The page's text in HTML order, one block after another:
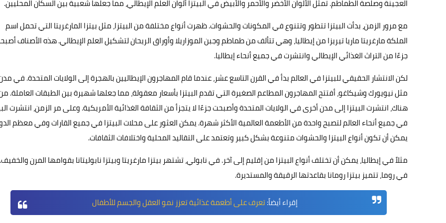
العجينة وصلصة الطماطم. تمثل الألوان الأخضر والأحمر والأبيض في البيتزا ألوان العلم الإيطالي، مما جعلها شعبية بين السكان المحليين.
مع مرور الزمن، بدأت البيتزا تتطور وتتنوع في المكونات والحشوات. ظهرت أنواع مختلفة من البيتزا، مثل بيتزا المارغريتا التي تحمل اسم
الملكة مارغريتا ماريا تيريزا من إيطاليا، وهي تتألف من طماطم وجبن الموزاريلا وأوراق الريحان لتشكيل العلم الإيطالي. هذه الأصناف
جزءًا من التراث الغذائي الإيطالي وانتشرت في جميع أنحاء إيطاليا.
لكن الانتشار الحقيقي للبيتزا في العالم بدأ في القرن التاسع عشر، عندما قام المهاجرون الإيطاليين بالهجرة إلى الولايات المتحدة. في
مثل نيويورك وشيكاغو، أفتتح المهاجرون المطاعم الصغيرة التي تقدم البيتزا بأسعار معقولة، مما جعلها شهيرة بين الطبقات العاملة.
هناك، انتشرت البيتزا إلى مدن أخرى في الولايات المتحدة وأصبحت جزءًا لا يتجزأ من الثقافة الغذائية الأمريكية. وعلى مر الزمن، انتشرت
في جميع أنحاء العالم لتصبح واحدة من الأطعمة العالمية الأكثر شهرة. يمكن العثور على محلات البيتزا في جميع القارات وفي معظم
يمكن أن تكون أنواع البيتزا والحشوات متنوعة بشكل كبير وتعتمد على التقاليد المحلية واختلافات الثقافات.
مثلاً في إيطاليا، يمكن أن تختلف أنواع البيتزا من إقليم إلى آخر. في نابولي، تشتهر بيتزا مارغريتا وبيتزا نابوليتانا بقوامها المرن والخفيف.
في روما، تتميز بيتزا رومانا بقاعدتها الرقيقة والمستديرة.
إقراء أيضاً:تعرف على أطعمة غذائية تعزز نمو العقل والجسم للأطفال